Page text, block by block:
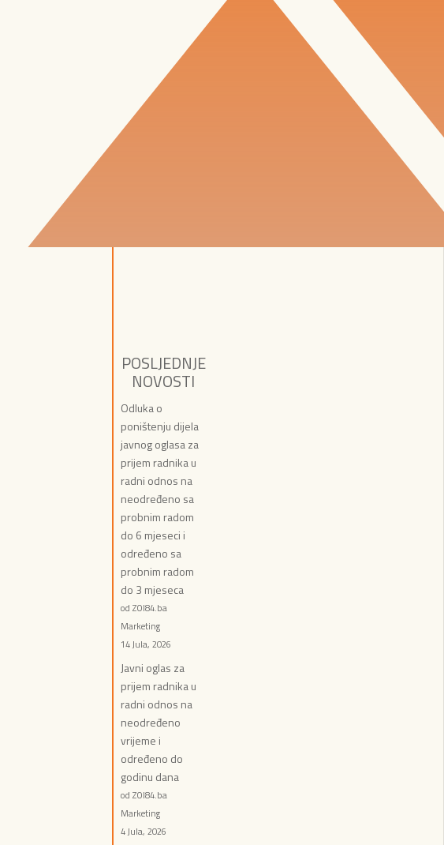
POSLJEDNJE
NOVOSTI
Odluka o
poništenju dijela
javnog oglasa za
prijem radnika u
radni odnos na
neodređeno sa
probnim radom
do 6 mjeseci i
određeno sa
probnim radom
do 3 mjeseca
od ZOI84.ba
Marketing
14 Jula, 2026
Javni oglas za
prijem radnika u
radni odnos na
neodređeno
vrijeme i
određeno do
godinu dana
od ZOI84.ba
Marketing
4 Jula, 2026